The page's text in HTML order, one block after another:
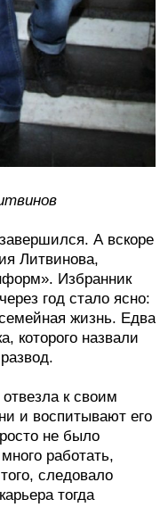
А вскоре
Литвинова,
Избранник
год стало ясно:
жизнь. Едва
которого назвали
к своим
и воспитывают его
не было
работать,
следовало
тогда